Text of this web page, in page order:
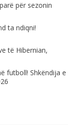
për sezonin
ta ndiqni!
të Hibernian,
futboll! Shkëndija e